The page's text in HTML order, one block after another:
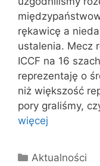
rękawicę a
ustalenia. Mecz
ICCF na 16
reprezentaję o
niż większość
pory graliśmy,
więcej
Kategorie
Aktualności